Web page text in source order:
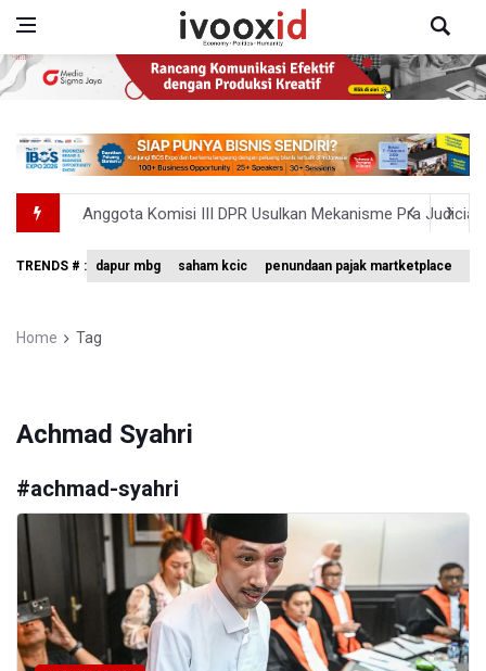
Anggota Komisi III DPR Usulkan Mekanisme Pra Judicial
KPK Sebut Pejabat Kemenhut Diduga Menerima
Harga Telur dan Daging Ayam Masih Tertekan,
TRENDS # : dapur mbg saham kcic penundaan pajak martketplace
Home Tag
Achmad Syahri
#achmad-syahri